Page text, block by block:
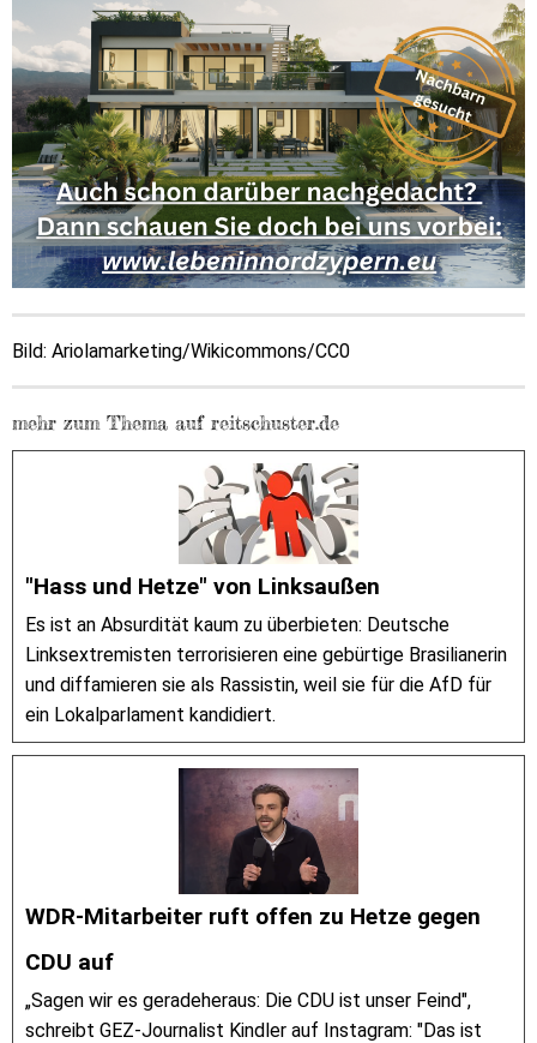
Bild: Ariolamarketing/Wikicommons/CC0
mehr zum Thema auf reitschuster.de
"Hass und Hetze" von Linksaußen
Es ist an Absurdität kaum zu überbieten: Deutsche
Linksextremisten terrorisieren eine gebürtige Brasilianerin
und diffamieren sie als Rassistin, weil sie für die AfD für
ein Lokalparlament kandidiert.
WDR-Mitarbeiter ruft offen zu Hetze gegen
CDU auf
„Sagen wir es geradeheraus: Die CDU ist unser Feind",
schreibt GEZ-Journalist Kindler auf Instagram: "Das ist